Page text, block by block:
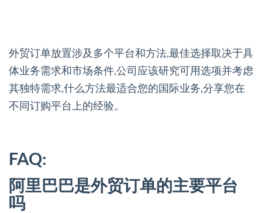
外贸订单放置涉及多个平台和方法,最佳选择取决于具
体业务需求和市场条件,公司应该研究可用选项并考虑
其独特需求,什么方法最适合您的国际业务,分享您在
不同订购平台上的经验。
FAQ:
阿里巴巴是外贸订单的主要平台
吗